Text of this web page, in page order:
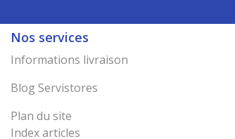
Nos services
Informations livraison
Blog Servistores
Plan du site
Index articles